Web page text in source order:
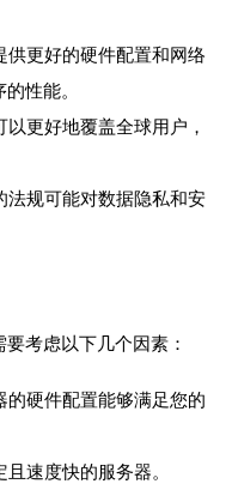
供更好的硬件配置和网络
性能。
更好地覆盖全球用户，
法规可能对数据隐私和安
考虑以下几个因素：
的硬件配置能够满足您的
速度快的服务器。